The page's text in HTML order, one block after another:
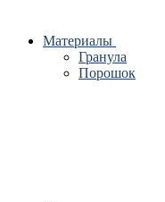
Материалы
Гранула
Порошок